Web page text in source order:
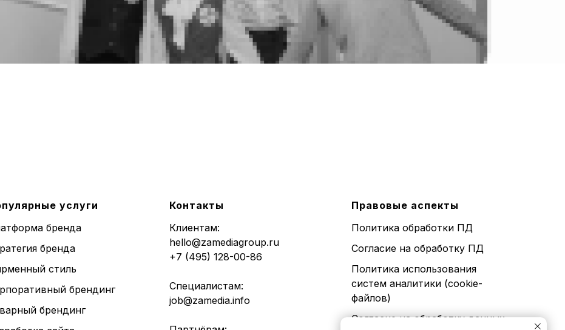
услуги
бренда
бренда
стиль
брендинг
брендинг
Контакты
Клиентам:
hello@zamediagroup.ru
+7 (495) 128-00-86
Специалистам:
job@zamedia.info
Правовые аспекты
Политика обработки ПД
Согласие на обработку ПД
Политика использования
систем аналитики (cookie-
файлов)
Согласие на обработку данных